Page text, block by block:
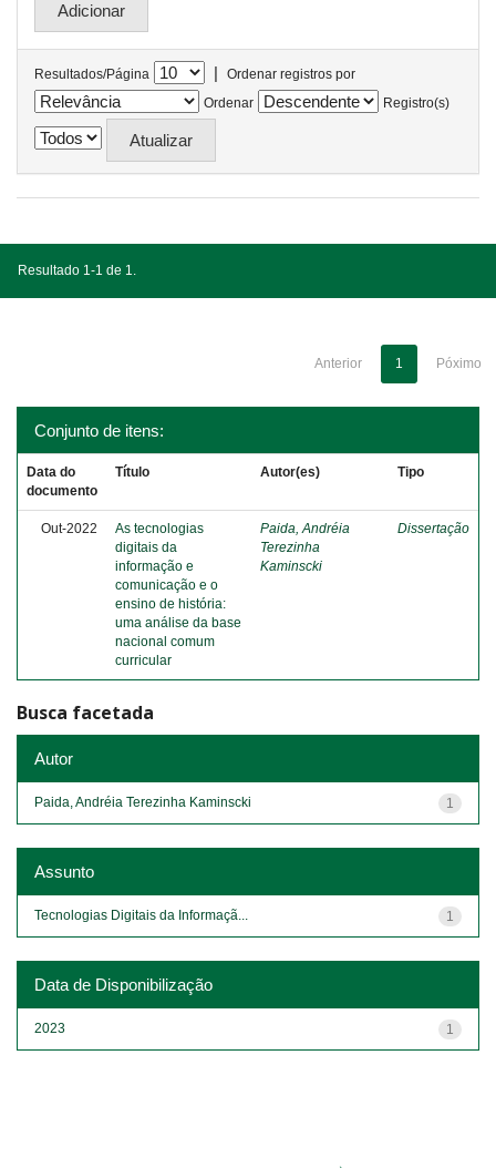
Resultados/Página |
Ordenar registros por
Ordenar
Registro(s)
Resultado 1-1 de 1.
Anterior 1 Póximo
Conjunto de itens:
Data do
documento
Título Autor(es) Tipo
Out-2022
As tecnologias
digitais da
informação e
comunicação e o
ensino de história:
uma análise da base
nacional comum
curricular
Paida, Andréia
Terezinha
Kaminscki
Dissertação
Busca facetada
Autor
1
Paida, Andréia Terezinha Kaminscki
Assunto
1
Tecnologias Digitais da Informaçã...
Data de Disponibilização
1
2023